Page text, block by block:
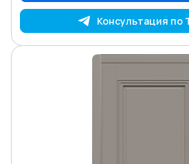
Консультация по